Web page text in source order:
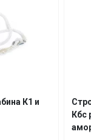
К1 и
Кбс
Остались
8 800 302-